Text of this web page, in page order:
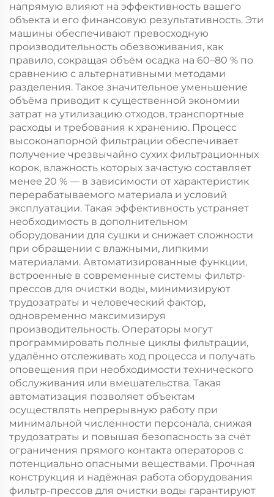
напрямую влияют на эффективность вашего
объекта и его финансовую результативность. Эти
машины обеспечивают превосходную
производительность обезвоживания, как
правило, сокращая объём осадка на 60–80 % по
сравнению с альтернативными методами
разделения. Такое значительное уменьшение
объёма приводит к существенной экономии
затрат на утилизацию отходов, транспортные
расходы и требования к хранению. Процесс
высоконапорной фильтрации обеспечивает
получение чрезвычайно сухих фильтрационных
корок, влажность которых зачастую составляет
менее 20 % — в зависимости от характеристик
перерабатываемого материала и условий
эксплуатации. Такая эффективность устраняет
необходимость в дополнительном
оборудовании для сушки и снижает сложности
при обращении с влажными, липкими
материалами. Автоматизированные функции,
встроенные в современные системы фильтр-
прессов для очистки воды, минимизируют
трудозатраты и человеческий фактор,
одновременно максимизируя
производительность. Операторы могут
программировать полные циклы фильтрации,
удалённо отслеживать ход процесса и получать
оповещения при необходимости технического
обслуживания или вмешательства. Такая
автоматизация позволяет объектам
осуществлять непрерывную работу при
минимальной численности персонала, снижая
трудозатраты и повышая безопасность за счёт
ограничения прямого контакта операторов с
потенциально опасными веществами. Прочная
конструкция и надёжная работа оборудования
фильтр-прессов для очистки воды гарантируют